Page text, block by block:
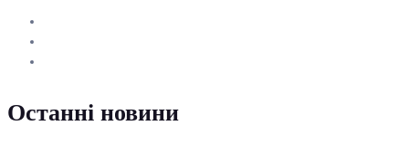
Останні новини